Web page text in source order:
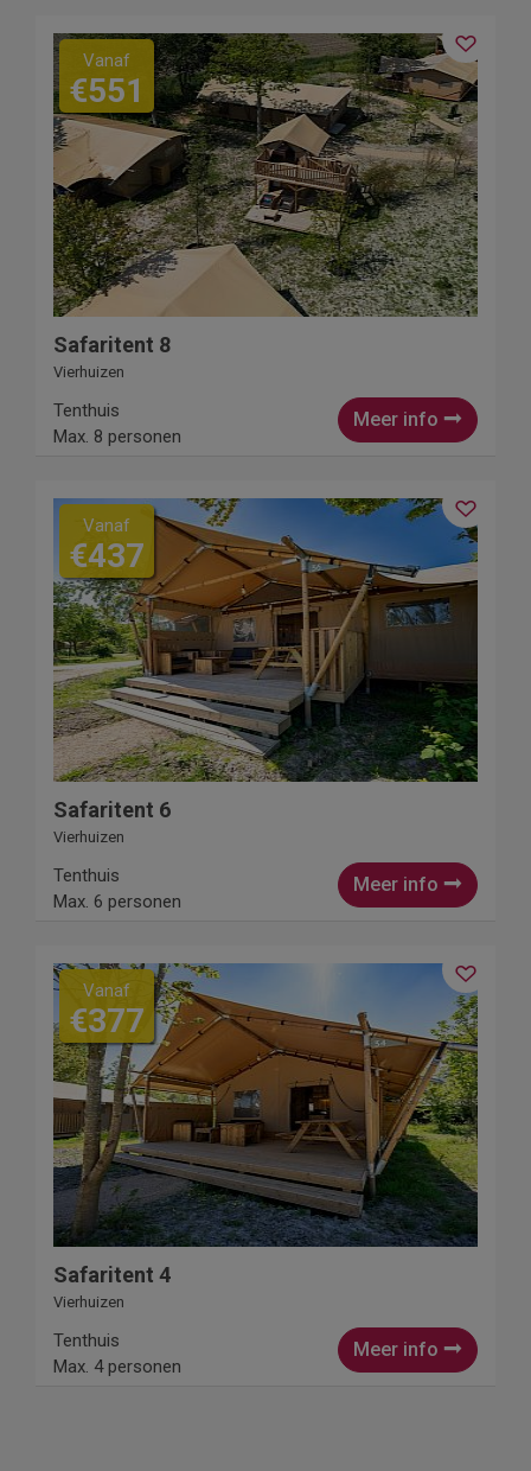
Vanaf
€551
Safaritent 8
Vierhuizen
Meer info
Tenthuis
Max. 8 personen
Vanaf
€437
Safaritent 6
Vierhuizen
Meer info
Tenthuis
Max. 6 personen
Vanaf
€377
Safaritent 4
Vierhuizen
Meer info
Tenthuis
Max. 4 personen